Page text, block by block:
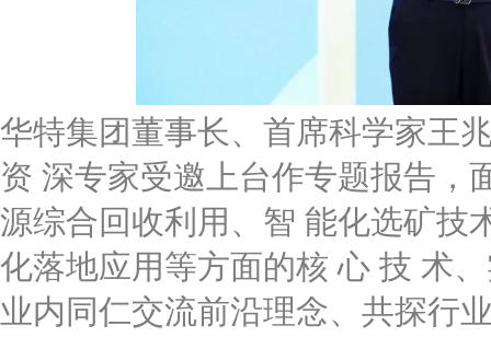
华特集团董事长、首席科学家王
资 深专家受邀上台作专题报告，
源综合回收利用、智 能化选矿技
化落地应用等方面的核 心 技 术
业内同仁交流前沿理念、共探行